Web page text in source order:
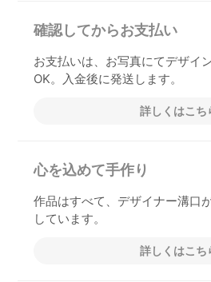
確認してからお支払い
お支払いは、お写真にてデザイ
OK。入金後に発送します。
詳しくはこち
心を込めて手作り
作品はすべて、デザイナー溝口
しています。
詳しくはこち